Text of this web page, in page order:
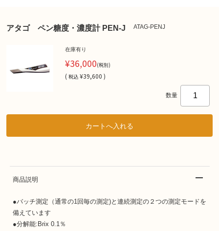
アタゴ ペン糖度・濃度計 PEN-J ATAG-PENJ
在庫有り
¥36,000(税別)
( 税込 ¥39,600 )
数量
商品説明
●バッチ測定（通常の1回毎の測定)と連続測定の２つの測定モードを
備えています
●分解能:Brix 0.1％